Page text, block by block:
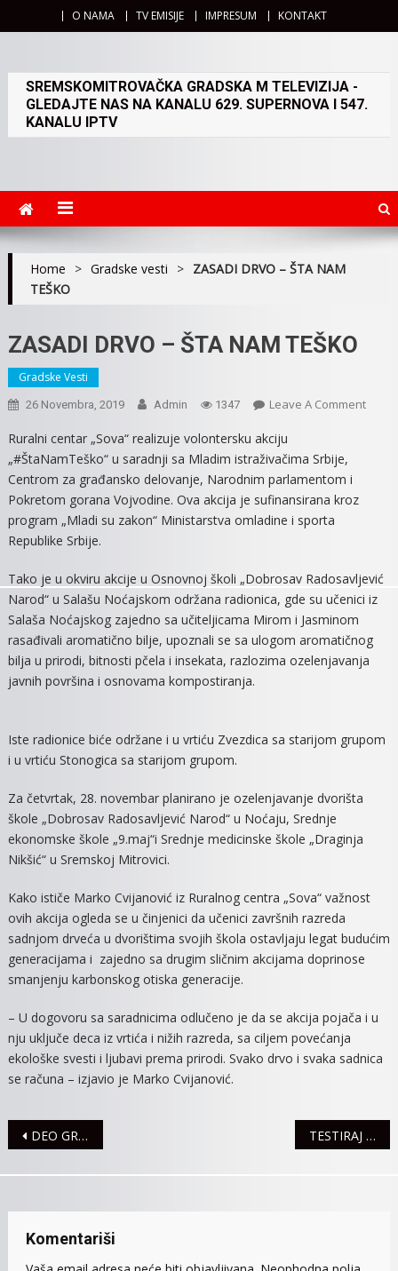
O NAMA TV EMISIJE IMPRESUM KONTAKT
SREMSKOMITROVAČKA GRADSKA M TELEVIZIJA -
GLEDAJTE NAS NA KANALU 629. SUPERNOVA I 547.
KANALU IPTV
Home > Gradske vesti > ZASADI DRVO – ŠTA NAM
TEŠKO
ZASADI DRVO – ŠTA NAM TEŠKO
Gradske Vesti
26 Novembra, 2019 Admin 1347 Leave A CommentOn
Ruralni centar „Sova“ realizuje volontersku akciju
„#ŠtaNamTeško“ u saradnji sa Mladim istraživačima Srbije,
Centrom za građansko delovanje, Narodnim parlamentom i
Pokretom gorana Vojvodine. Ova akcija je sufinansirana kroz
program „Mladi su zakon“ Ministarstva omladine i sporta
Republike Srbije.
Tako je u okviru akcije u Osnovnoj školi „Dobrosav Radosavljević
Narod“ u Salašu Noćajskom održana radionica, gde su učenici iz
Salaša Noćajskog zajedno sa učiteljicama Mirom i Jasminom
rasađivali aromatično bilje, upoznali se sa ulogom aromatičnog
bilja u prirodi, bitnosti pčela i insekata, razlozima ozelenjavanja
javnih površina i osnovama kompostiranja.
Iste radionice biće održane i u vrtiću Zvezdica sa starijom grupom
i u vrtiću Stonogica sa starijom grupom.
Za četvrtak, 28. novembar planirano je ozelenjavanje dvorišta
škole „Dobrosav Radosavljević Narod“ u Noćaju, Srednje
ekonomske škole „9.maj“i Srednje medicinske škole „Draginja
Nikšić“ u Sremskoj Mitrovici.
Kako ističe Marko Cvijanović iz Ruralnog centra „Sova“ važnost
ovih akcija ogleda se u činjenici da učenici završnih razreda
sadnjom drveća u dvorištima svojih škola ostavljaju legat budućim
generacijama i zajedno sa drugim sličnim akcijama doprinose
smanjenju karbonskog otiska generacije.
– U dogovoru sa saradnicima odlučeno je da se akcija pojača i u
nju uključe deca iz vrtića i nižih razreda, sa ciljem povećanja
ekološke svesti i ljubavi prema prirodi. Svako drvo i svaka sadnica
se računa – izjavio je Marko Cvijanović.
Navigacija
članaka
DEO GRADA 27. NOVEMBRA BEZ VODE TESTIRAJ SE NA HIV, BESPLATNO I ANONIMNO
Komentariši